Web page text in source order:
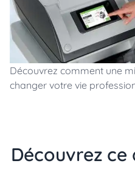
Découvrez comment une
changer votre vie
Découvrez